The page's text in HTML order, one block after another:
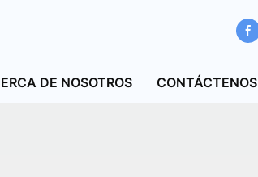
DE NOSOTROS CONTÁCTENOS